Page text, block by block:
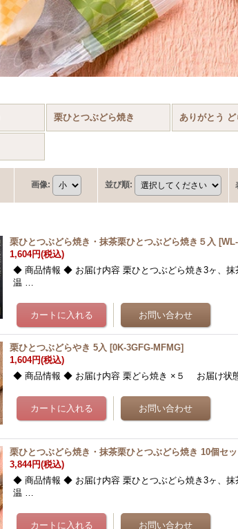
栗ひとつぶどら焼き ありがとう ど
画像: 並び順:
栗ひとつぶどら焼き・抹茶栗ひとつぶどら焼き５入 [
1,604円(税込)
◆ 商品情報 ◆ お届け内容 栗ひとつぶどら焼き3ヶ、抹
温 …
栗ひとつぶどらやき 5入 [0K-3GFG-MFMG]
1,604円(税込)
◆ 商品情報 ◆ お届け内容 栗どら焼き ×５ お届け状
栗ひとつぶどら焼き・抹茶栗ひとつぶどら焼き 10個セッ
3,844円(税込)
◆ 商品情報 ◆ お届け内容 栗ひとつぶどら焼き3ヶ、抹
温 …